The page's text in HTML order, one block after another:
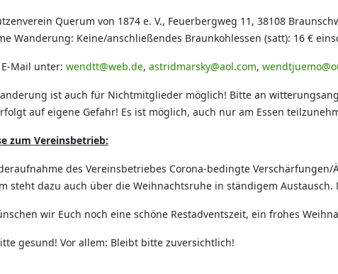
Querum von 1874 e. V., Feuerbergweg 11, 38108
Wanderung: Keine/anschließendes Braunkohlessen (satt): 16 €
Mail unter: wendtt@web.de, astridmarsky@aol.com,
ist auch für Nichtmitglieder möglich! Bitte an
auf eigene Gefahr! Es ist möglich, auch nur am Essen
zum Vereinsbetrieb:
des Vereinsbetriebes Corona-bedingte
steht dazu auch über die Weihnachtsruhe in ständigem
wir Euch noch eine schöne Restadventszeit, ein frohes
gesund! Vor allem: Bleibt bitte zuversichtlich!